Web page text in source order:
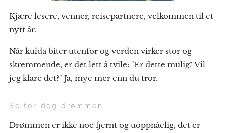
Kjære lesere, venner, reisepartnere, velkommen til et
nytt år.
Når kulda biter utenfor og verden virker stor og
skremmende, er det lett å tvile: "Er dette mulig? Vil
jeg klare det?" Ja, mye mer enn du tror.
Se for deg drømmen
Drømmen er ikke noe fjernt og uoppnåelig, det er